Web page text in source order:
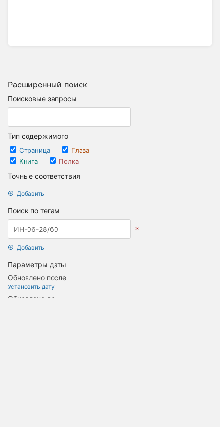
Расширенный поиск
Поисковые запросы
Тип содержимого
Страница
Глава
Книга
Полка
Точные соответствия
Добавить
Поиск по тегам
Добавить
Параметры даты
Обновлено после
Установить дату
Обновлено до